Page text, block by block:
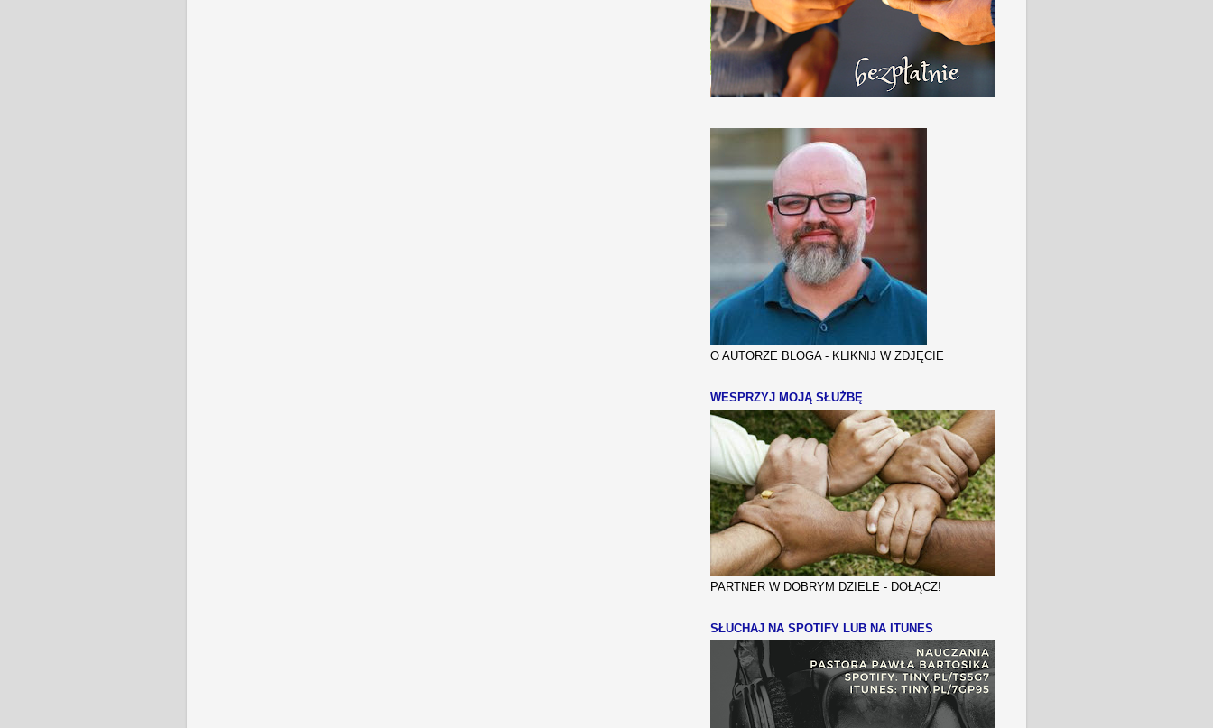
O AUTORZE BLOGA - KLIKNIJ W ZDJĘCIE
WESPRZYJ MOJĄ SŁUŻBĘ
PARTNER W DOBRYM DZIELE - DOŁĄCZ!
SŁUCHAJ NA SPOTIFY LUB NA ITUNES